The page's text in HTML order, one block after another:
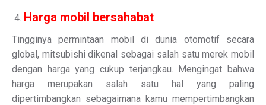
Harga mobil bersahabat
Tingginya permintaan mobil di dunia otomotif secara
global, mitsubishi dikenal sebagai salah satu merek mobil
dengan harga yang cukup terjangkau. Mengingat bahwa
harga merupakan salah satu hal yang paling
dipertimbangkan sebagaimana kamu mempertimbangkan